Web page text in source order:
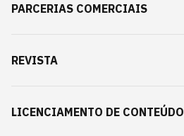
PARCERIAS COMERCIAIS
REVISTA
LICENCIAMENTO DE CONTEÚDO